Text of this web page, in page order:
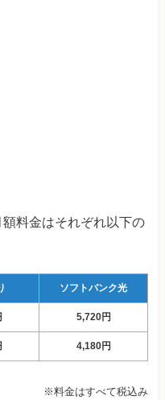
料金はそれぞれ以下の
ソフトバンク光
5,720円
4,180円
※料金はすべて税込み